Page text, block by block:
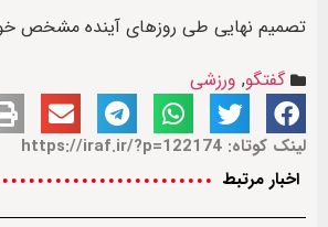
تصمیم نهایی طی روزهای آینده مشخص
گفتگو, ورزشی
لینک کوتاه: https://iraf.ir/?p=122174
اخبار مرتبط